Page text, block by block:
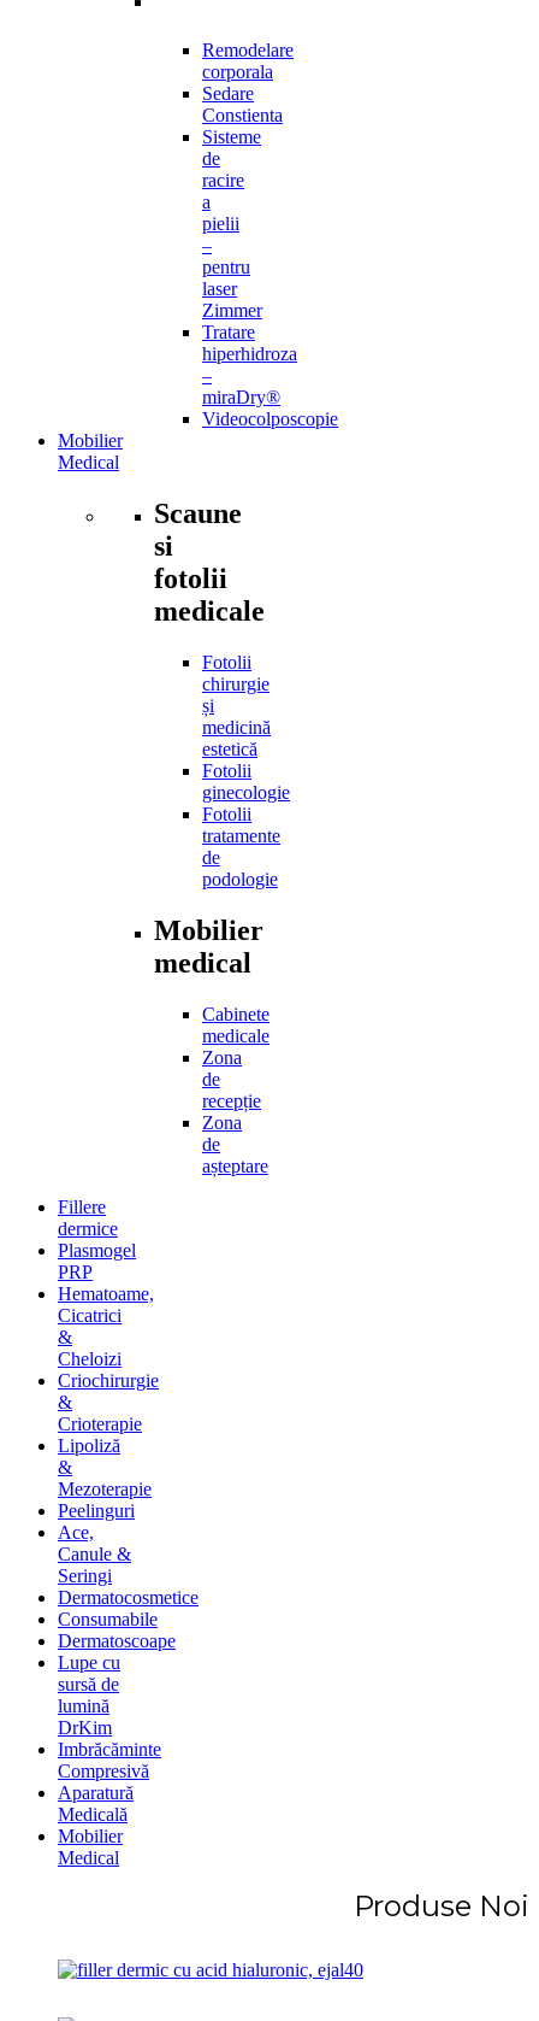
Remodelare
corporala
Sedare
Constienta
Sisteme
de
racire
a
pielii
–
pentru
laser
Zimmer
Tratare
hiperhidroza
–
miraDry®
Videocolposcopie
Mobilier
Medical
Scaune
si
fotolii
medicale
Fotolii
chirurgie
și
medicină
estetică
Fotolii
ginecologie
Fotolii
tratamente
de
podologie
Mobilier
medical
Cabinete
medicale
Zona
de
recepție
Zona
de
așteptare
Fillere
dermice
Plasmogel
PRP
Hematoame,
Cicatrici
&
Cheloizi
Criochirurgie
&
Crioterapie
Lipoliză
&
Mezoterapie
Peelinguri
Ace,
Canule &
Seringi
Dermatocosmetice
Consumabile
Dermatoscoape
Lupe cu
sursă de
lumină
DrKim
Imbrăcăminte
Compresivă
Aparatură
Medicală
Mobilier
Medical
Produse Noi